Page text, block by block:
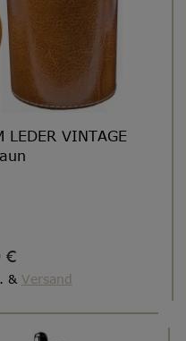
LEDER VINTAGE
€
& Versand